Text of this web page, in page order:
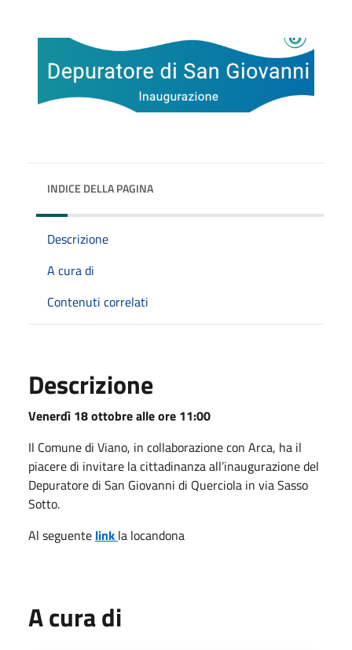
INDICE DELLA PAGINA
Descrizione
A cura di
Contenuti correlati
Descrizione
Venerdì 18 ottobre alle ore 11:00
Il Comune di Viano, in collaborazione con Arca, ha il
piacere di invitare la cittadinanza all’inaugurazione del
Depuratore di San Giovanni di Querciola in via Sasso
Sotto.
Al seguente link la locandona
A cura di